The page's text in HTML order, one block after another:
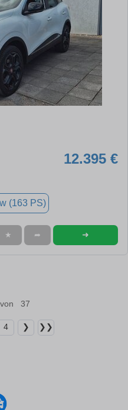
12.395 €
(163 PS)
★ ➦ ➜
37
4 ❯ ❯❯